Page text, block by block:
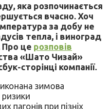
яка розпочинається
вчасно. Хоч
за добу не
тепла, і виноград
Про це розповів
«Шато Чизай»
сторінці компанії.
зимова
пагонів при пізніх